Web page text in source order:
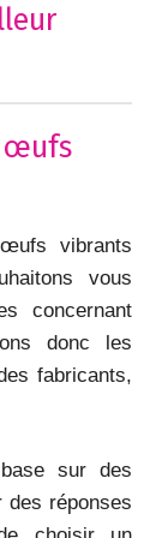
œufs
vibrants
vous
concernant
donc les
fabricants,
sur des
des réponses